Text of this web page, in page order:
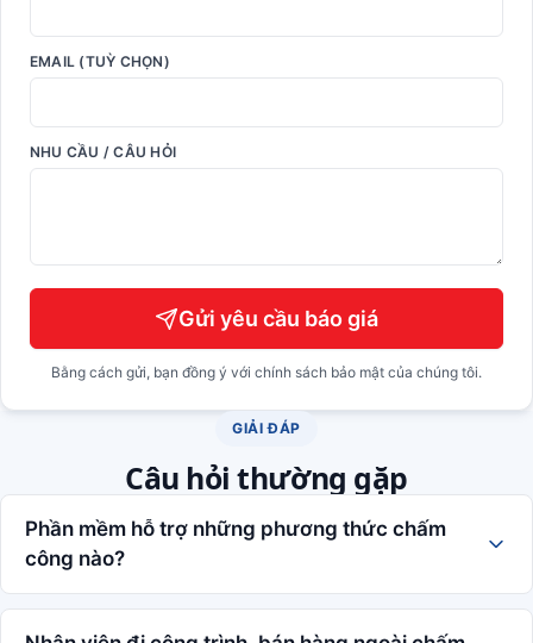
EMAIL (TUỲ CHỌN)
NHU CẦU / CÂU HỎI
Gửi yêu cầu báo giá
Bằng cách gửi, bạn đồng ý với chính sách bảo mật của chúng tôi.
GIẢI ĐÁP
Câu hỏi thường gặp
Phần mềm hỗ trợ những phương thức chấm
công nào?